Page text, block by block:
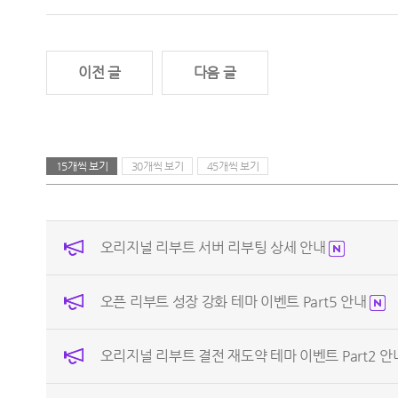
이전 글 다음 글
15개씩 보기 30개씩 보기 45개씩 보기
오리지널 리부트 서버 리부팅 상세 안내
오픈 리부트 성장 강화 테마 이벤트 Part5 안내
오리지널 리부트 결전 재도약 테마 이벤트 Part2